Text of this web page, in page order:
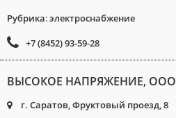
Рубрика:электроснабжение
+7 (8452) 93-59-28
ВЫСОКОЕ НАПРЯЖЕНИЕ, ООО
г. Саратов, Фруктовый проезд, 8